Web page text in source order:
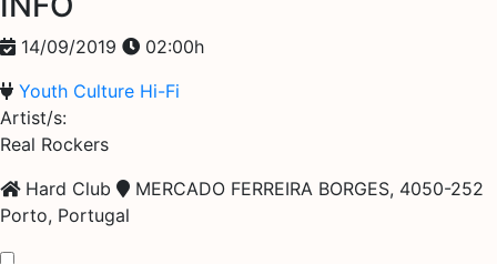
14/09/2019
02:00h
Youth Culture Hi-Fi
Artist/s:
Real Rockers
Hard Club
MERCADO FERREIRA BORGES, 4050-252
Porto, Portugal